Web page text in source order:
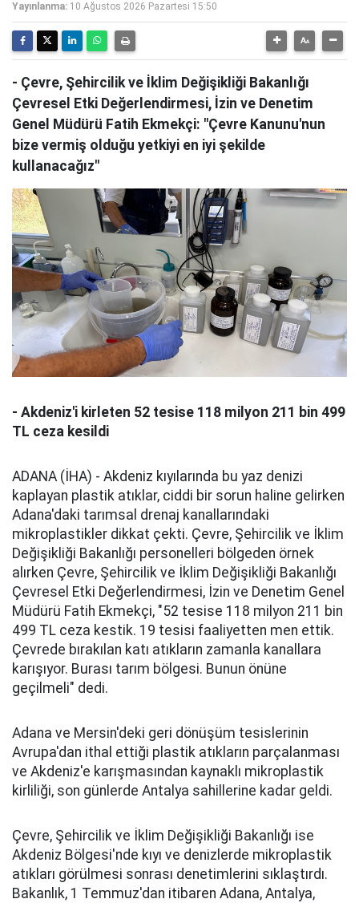
Yayınlanma: 10 Ağustos 2026 Pazartesi 15:50
- Çevre, Şehircilik ve İklim Değişikliği Bakanlığı
Çevresel Etki Değerlendirmesi, İzin ve Denetim
Genel Müdürü Fatih Ekmekçi: "Çevre Kanunu'nun
bize vermiş olduğu yetkiyi en iyi şekilde
kullanacağız"
- Akdeniz'i kirleten 52 tesise 118 milyon 211 bin 499
TL ceza kesildi
ADANA (İHA) - Akdeniz kıyılarında bu yaz denizi
kaplayan plastik atıklar, ciddi bir sorun haline gelirken
Adana'daki tarımsal drenaj kanallarındaki
mikroplastikler dikkat çekti. Çevre, Şehircilik ve İklim
Değişikliği Bakanlığı personelleri bölgeden örnek
alırken Çevre, Şehircilik ve İklim Değişikliği Bakanlığı
Çevresel Etki Değerlendirmesi, İzin ve Denetim Genel
Müdürü Fatih Ekmekçi, "52 tesise 118 milyon 211 bin
499 TL ceza kestik. 19 tesisi faaliyetten men ettik.
Çevrede bırakılan katı atıkların zamanla kanallara
karışıyor. Burası tarım bölgesi. Bunun önüne
geçilmeli" dedi.
Adana ve Mersin'deki geri dönüşüm tesislerinin
Avrupa'dan ithal ettiği plastik atıkların parçalanması
ve Akdeniz'e karışmasından kaynaklı mikroplastik
kirliliği, son günlerde Antalya sahillerine kadar geldi.
Çevre, Şehircilik ve İklim Değişikliği Bakanlığı ise
Akdeniz Bölgesi'nde kıyı ve denizlerde mikroplastik
atıkları görülmesi sonrası denetimlerini sıklaştırdı.
Bakanlık, 1 Temmuz'dan itibaren Adana, Antalya,